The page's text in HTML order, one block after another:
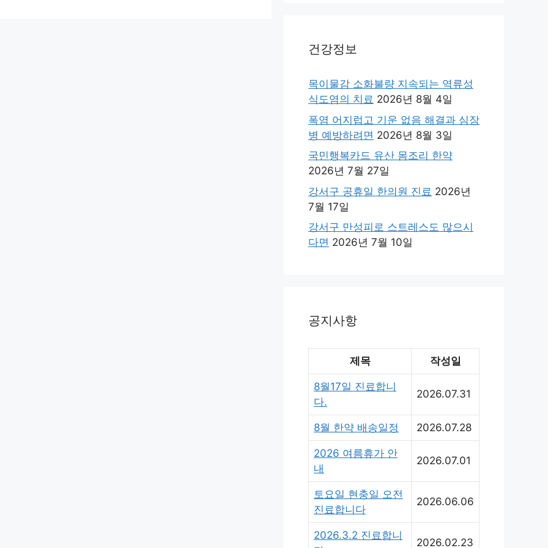
건강정보
목이물감 소화불량 지속되는 역류성
식도염의 치료 2026년 8월 4일
폭염 어지럽고 기운 없음 해결과 심장
병 예방하려면 2026년 8월 3일
국민행복카드 유산 몸조리 한약
2026년 7월 27일
강서구 공휴일 한의원 진료 2026년
7월 17일
강서구 만성피로 스트레스도 많으시
다면 2026년 7월 10일
공지사항
제목 작성일
8월17일 진료합니
다.
2026.07.31
8월 한약 배송일정 2026.07.28
2026 여름휴가 안
내
2026.07.01
토요일 현충일 오전
진료합니다
2026.06.06
2026.3.2 진료합니
2026.02.23